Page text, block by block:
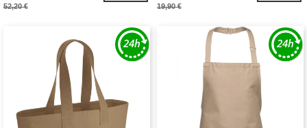
52,20 € 19,90 €